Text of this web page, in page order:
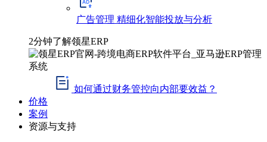
广告管理 精细化智能投放与分析
2分钟了解领星ERP
如何通过财务管控向内部要效益？
价格
案例
资源与支持